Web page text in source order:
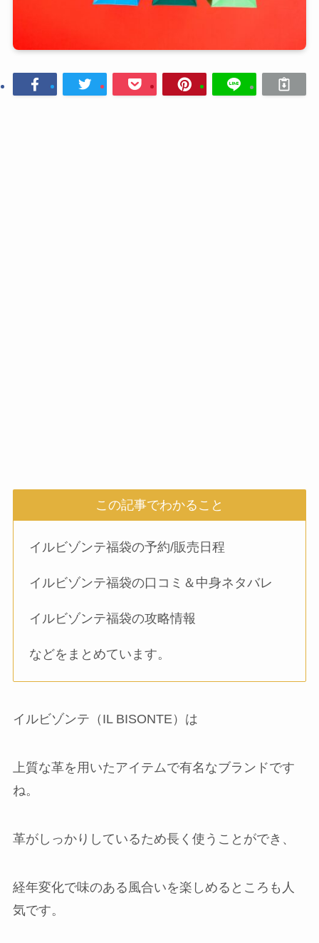
この記事でわかること
イルビゾンテ福袋の予約/販売日程
イルビゾンテ福袋の口コミ＆中身ネタバレ
イルビゾンテ福袋の攻略情報
などをまとめています。
イルビゾンテ（IL BISONTE）は
上質な革を用いたアイテムで有名なブランドです
ね。
革がしっかりしているため長く使うことができ、
経年変化で味のある風合いを楽しめるところも人
気です。